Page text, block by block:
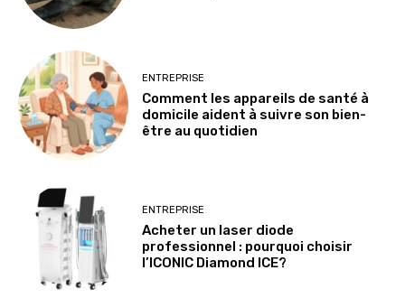
ENTREPRISE
Comment les appareils de santé à
domicile aident à suivre son bien-
être au quotidien
ENTREPRISE
Acheter un laser diode
professionnel : pourquoi choisir
l’ICONIC Diamond ICE?